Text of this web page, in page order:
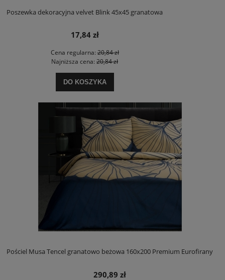
Poszewka dekoracyjna velvet Blink 45x45 granatowa
17,84 zł
Cena regularna:20,84 zł
Najniższa cena: 20,84 zł
DO KOSZYKA
Pościel Musa Tencel granatowo beżowa 160x200 Premium Eurofirany
290,89 zł